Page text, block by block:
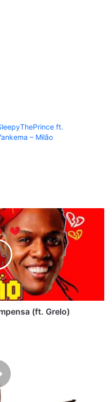
ft.
– Milão
(ft. Grelo)